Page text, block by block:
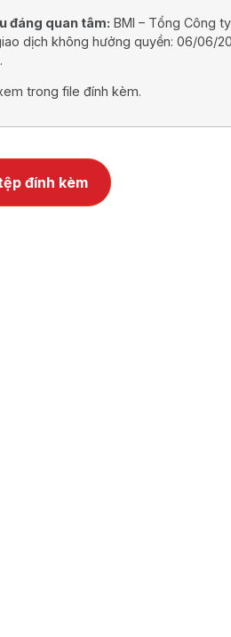
đáng quan tâm: BMI – Tổng Công
dịch không hưởng quyền: 06/06/
trong file đính kèm.
đính kèm